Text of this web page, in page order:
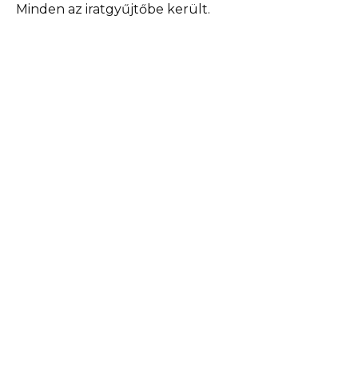
Minden az iratgyűjtőbe került.